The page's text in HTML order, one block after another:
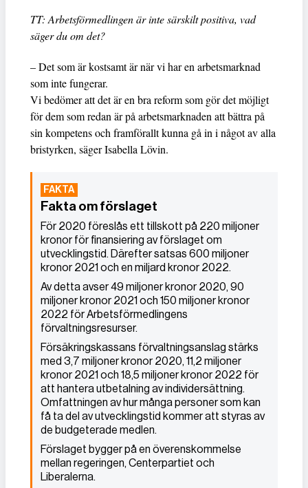
TT: Arbetsförmedlingen är inte särskilt positiva, vad
säger du om det?
– Det som är kostsamt är när vi har en arbetsmarknad
som inte fungerar.
Vi bedömer att det är en bra reform som gör det möjligt
för dem som redan är på arbetsmarknaden att bättra på
sin kompetens och framförallt kunna gå in i något av alla
bristyrken, säger Isabella Lövin.
Fakta om förslaget
För 2020 föreslås ett tillskott på 220 miljoner
kronor för finansiering av förslaget om
utvecklingstid. Därefter satsas 600 miljoner
kronor 2021 och en miljard kronor 2022.
Av detta avser 49 miljoner kronor 2020, 90
miljoner kronor 2021 och 150 miljoner kronor
2022 för Arbetsförmedlingens
förvaltningsresurser.
Försäkringskassans förvaltningsanslag stärks
med 3,7 miljoner kronor 2020, 11,2 miljoner
kronor 2021 och 18,5 miljoner kronor 2022 för
att hantera utbetalning av individersättning.
Omfattningen av hur många personer som kan
få ta del av utvecklingstid kommer att styras av
de budgeterade medlen.
Förslaget bygger på en överenskommelse
mellan regeringen, Centerpartiet och
Liberalerna.